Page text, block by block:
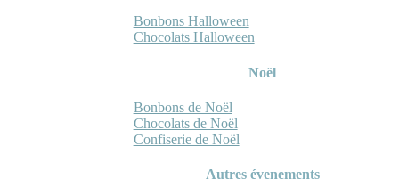
Bonbons Halloween
Chocolats Halloween
Noël
Bonbons de Noël
Chocolats de Noël
Confiserie de Noël
Autres évenements